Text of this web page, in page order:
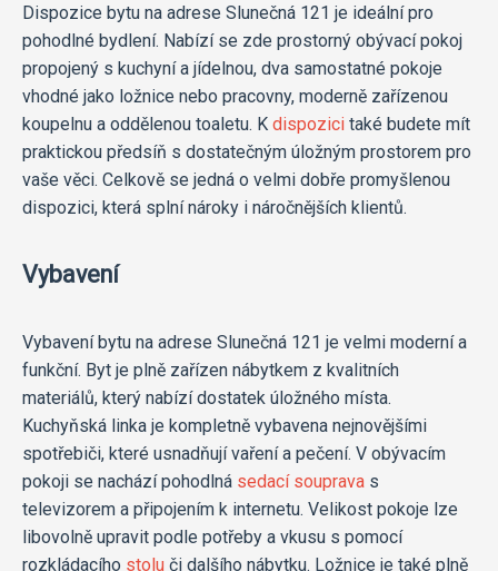
Dispozice bytu na adrese Slunečná 121 je ideální pro
pohodlné bydlení. Nabízí se zde prostorný obývací pokoj
propojený s kuchyní a jídelnou, dva samostatné pokoje
vhodné jako ložnice nebo pracovny, moderně zařízenou
koupelnu a oddělenou toaletu. K dispozici také budete mít
praktickou předsíň s dostatečným úložným prostorem pro
vaše věci. Celkově se jedná o velmi dobře promyšlenou
dispozici, která splní nároky i náročnějších klientů.
Vybavení
Vybavení bytu na adrese Slunečná 121 je velmi moderní a
funkční. Byt je plně zařízen nábytkem z kvalitních
materiálů, který nabízí dostatek úložného místa.
Kuchyňská linka je kompletně vybavena nejnovějšími
spotřebiči, které usnadňují vaření a pečení. V obývacím
pokoji se nachází pohodlná sedací souprava s
televizorem a připojením k internetu. Velikost pokoje lze
libovolně upravit podle potřeby a vkusu s pomocí
rozkládacího stolu či dalšího nábytku. Ložnice je také plně